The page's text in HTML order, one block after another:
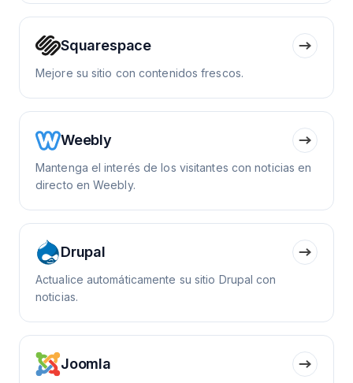
Squarespace
Mejore su sitio con contenidos frescos.
Weebly
Mantenga el interés de los visitantes con noticias en
directo en Weebly.
Drupal
Actualice automáticamente su sitio Drupal con
noticias.
Joomla